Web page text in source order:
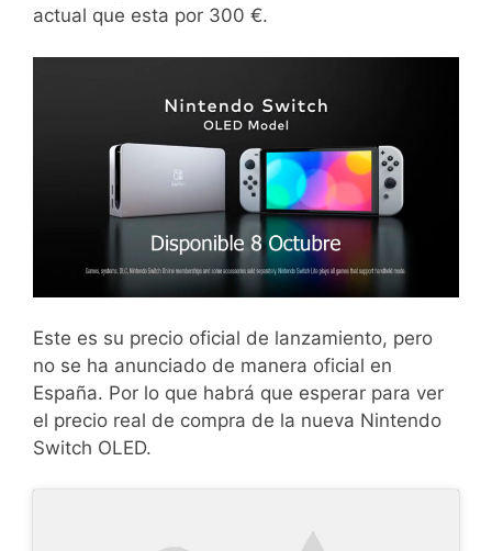
actual que esta por 300 €.
Este es su precio oficial de lanzamiento, pero
no se ha anunciado de manera oficial en
España. Por lo que habrá que esperar para ver
el precio real de compra de la nueva Nintendo
Switch OLED.